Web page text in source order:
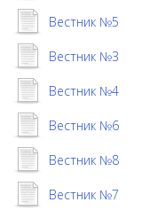
Вестник №5
Вестник №3
Вестник №4
Вестник №6
Вестник №8
Вестник №7